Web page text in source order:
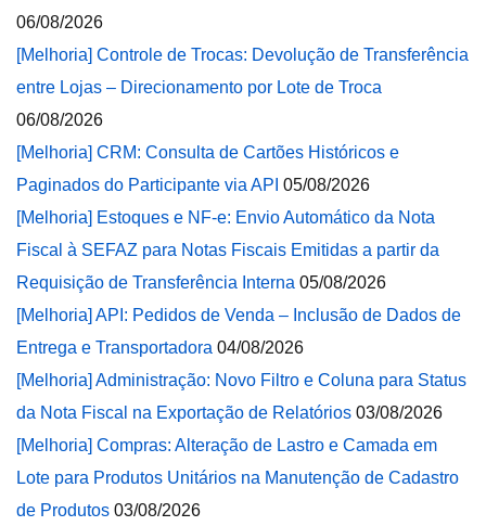
06/08/2026
[Melhoria] Controle de Trocas: Devolução de Transferência
entre Lojas – Direcionamento por Lote de Troca
06/08/2026
[Melhoria] CRM: Consulta de Cartões Históricos e
Paginados do Participante via API 05/08/2026
[Melhoria] Estoques e NF-e: Envio Automático da Nota
Fiscal à SEFAZ para Notas Fiscais Emitidas a partir da
Requisição de Transferência Interna 05/08/2026
[Melhoria] API: Pedidos de Venda – Inclusão de Dados de
Entrega e Transportadora 04/08/2026
[Melhoria] Administração: Novo Filtro e Coluna para Status
da Nota Fiscal na Exportação de Relatórios 03/08/2026
[Melhoria] Compras: Alteração de Lastro e Camada em
Lote para Produtos Unitários na Manutenção de Cadastro
de Produtos 03/08/2026